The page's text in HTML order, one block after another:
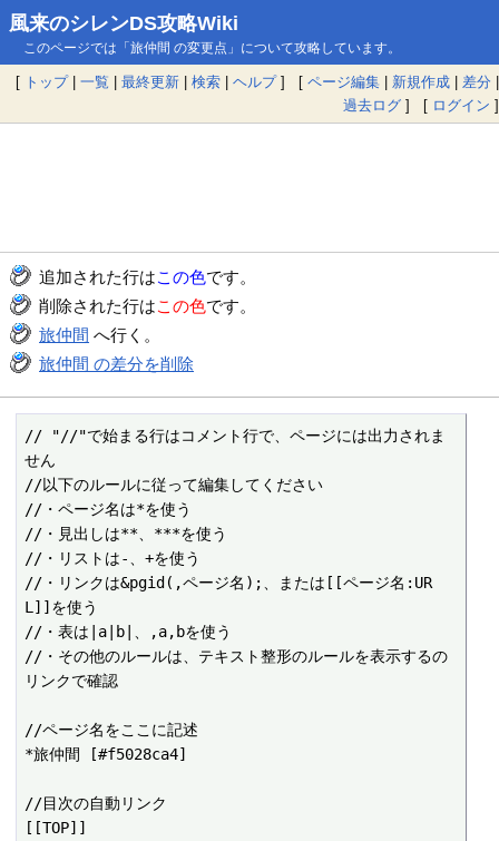
風来のシレンDS攻略Wiki
このページでは「旅仲間 の変更点」について攻略しています。
[ トップ| 一覧 | 最終更新 | 検索 | ヘルプ] [ ページ編集 | 新規作成 | 差分 |
過去ログ ] [ ログイン ]
追加された行はこの色です。
削除された行はこの色です。
旅仲間 へ行く。
旅仲間 の差分を削除
// "//"で始まる行はコメント行で、ページには出力されま
せん
//以下のルールに従って編集してください
//・ページ名は*を使う
//・見出しは**、***を使う
//・リストは-、+を使う
//・リンクは&pgid(,ページ名);、または[[ページ名:UR
L]]を使う
//・表は|a|b|、,a,bを使う
//・その他のルールは、テキスト整形のルールを表示するの
リンクで確認
//ページ名をここに記述
*旅仲間 [#f5028ca4]
//目次の自動リンク
[[TOP]]